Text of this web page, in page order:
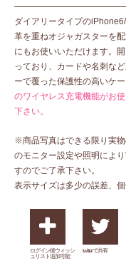
ダイアリータイプの
革を重ねオジャガスターを
にもお使いいただけます。
っており、カードや名刺な
ーで覆った保護性の高いケー
のワイヤレス充電機能がお
下さい。
※商品写真はできる限り実
のモニター設定や照明によ
すのでご了承下さい。
表示サイズは多少の誤差、
ログイン後ウィッシ
ュリスト追加可能
twitterで共有